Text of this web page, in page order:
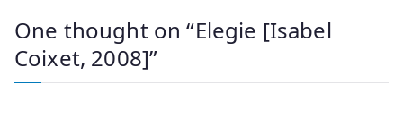
One thought on “Elegie [Isabel
Coixet, 2008]”